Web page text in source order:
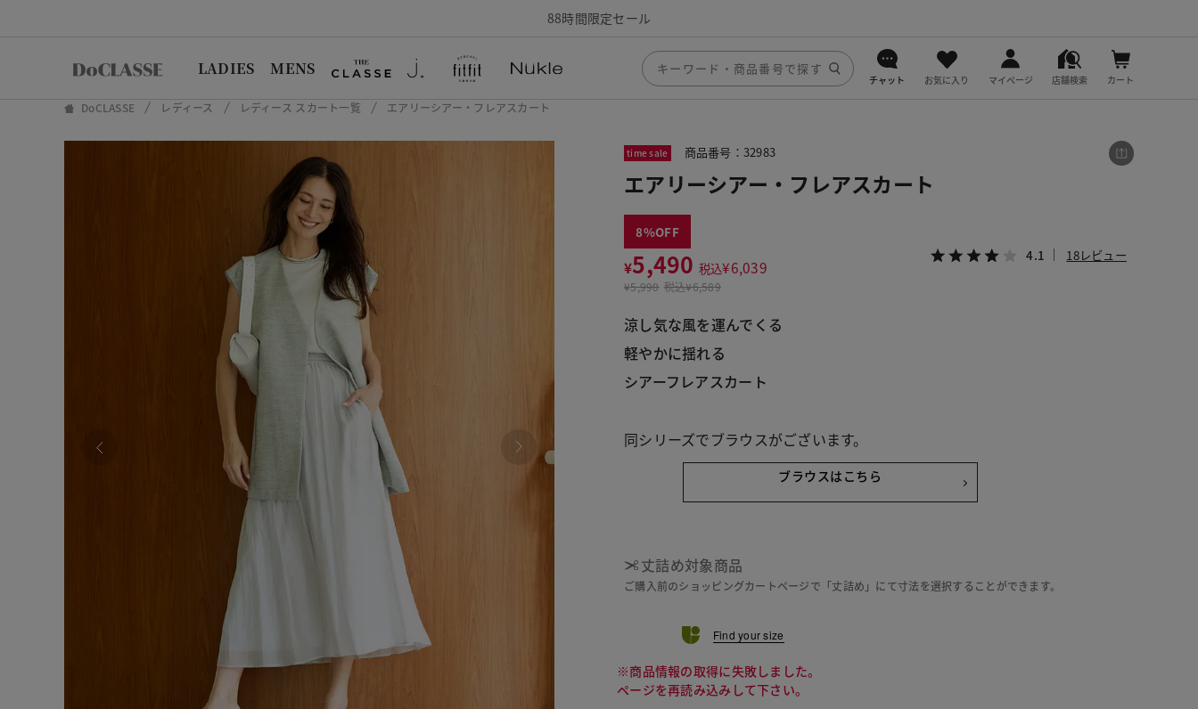
88時間限定セール
LADIES MENS
チャット お気に入り マイページ 店舗検索 カート
DoCLASSE レディース レディース スカート一覧 エアリーシアー・フレアスカート
time sale 商品番号：32983
エアリーシアー・フレアスカート
8
¥5,490 税込¥6,039
¥5,990 税込¥6,589
4.1 18レビュー
涼し気な風を運んでくる
軽やかに揺れる
シアーフレアスカート
同シリーズでブラウスがございます。
ブラウスはこちら
丈詰め対象商品
ご購入前のショッピングカートページで「丈詰め」にて寸法を選択することができます。
Find your size
※商品情報の取得に失敗しました。
ページを再読み込みして下さい。